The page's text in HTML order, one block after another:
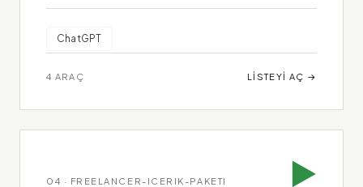
ChatGPT
4 ARAÇ LISTEYI AÇ →
04 · FREELANCER-ICERIK-PAKETI ▶